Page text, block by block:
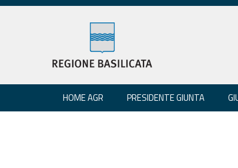
HOME AGR PRESIDENTE GIUNTA